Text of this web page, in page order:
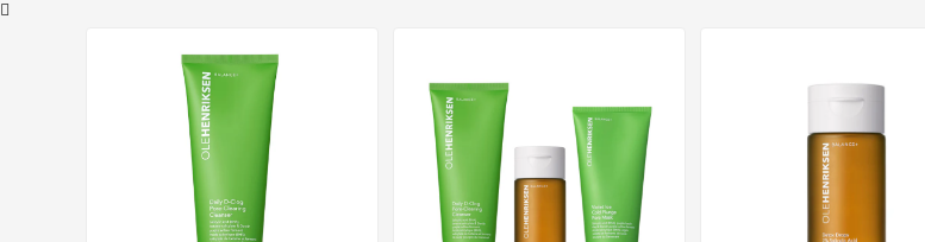
【55专享】Bobbi Brown 美网：美妆礼
遇！满$150立省$50
满赠正装橘子眼霜+精华唇蜜等好礼
2天4小时
Suit Negozi：夏季大促！DVN 麂
史低价2000元不到
SS26时尚大牌低至5.5折